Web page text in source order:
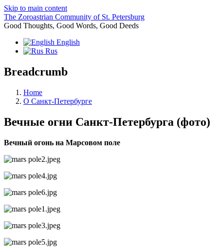
Skip to main content
The Zoroastrian Community of St. Petersburg
Good Thoughts, Good Words, Good Deeds
English
Rus
Breadcrumb
Home
O Санкт-Петербурге
Вечные огни Санкт-Петербурга (фото)
Вечный огонь на Марсовом поле